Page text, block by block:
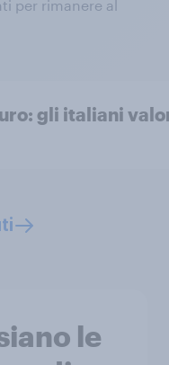
per rimanere al
gli italiani
le